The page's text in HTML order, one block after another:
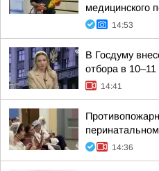
медицинского
14:53
В Госдуму
отбора в
14:41
14:36